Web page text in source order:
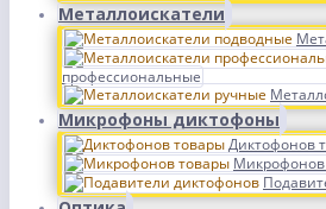
Металлоискатели
профессиональные
Микрофоны диктофоны
Диктофонов